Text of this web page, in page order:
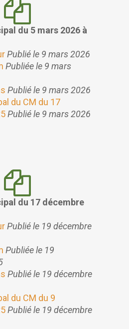
du 5 mars 2026 à
Publié le 9 mars 2026
Publiée le 9 mars
Publié le 9 mars 2026
du CM du 17
Publié le 9 mars 2026
du 17 décembre
Publié le 19 décembre
Publiée le 19
Publié le 19 décembre
du CM du 9
Publié le 19 décembre